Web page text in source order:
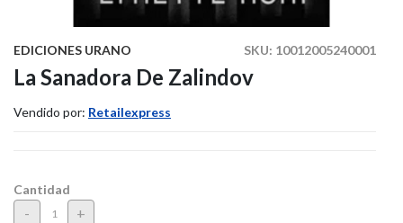
SKU: 10012005240001
EDICIONES URANO
La Sanadora De Zalindov
Vendido por: Retailexpress
Cantidad
- +